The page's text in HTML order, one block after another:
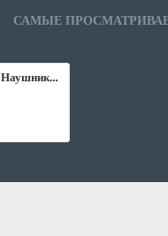
САМЫЕ
2E GAMING Игровые Наушники HG360 WL RGB Black